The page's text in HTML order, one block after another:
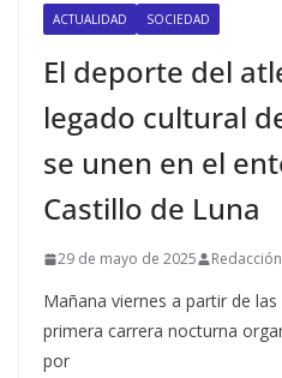
ACTUALIDAD SOCIEDAD
El deporte del
legado cultural
se unen en el
Castillo de Luna
29 de mayo de 2025
Mañana viernes a partir de
primera carrera nocturna
por